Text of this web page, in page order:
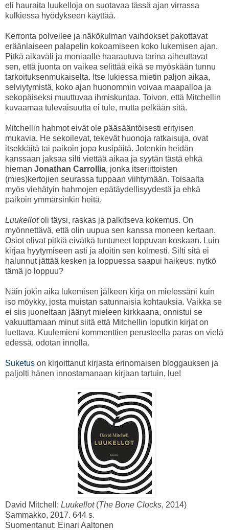
eli hauraita luukelloja on suotavaa tässä ajan virrassa
kulkiessa hyödykseen käyttää.
Kerronta polveilee ja näkökulman vaihdokset pakottavat
eräänlaiseen palapelin kokoamiseen koko lukemisen ajan.
Pitkä aikaväli ja moniaalle haarautuva tarina aiheuttavat
sen, että juonta on vaikea selittää eikä se myöskään tunnu
tarkoituksenmukaiselta. Itse lukiessa mietin paljon aikaa,
selviytymistä, koko ajan huonommin voivaa maapalloa ja
sekopäiseksi muuttuvaa ihmiskuntaa. Toivon, että Mitchellin
kuvaamaa tulevaisuutta ei tule, mutta pelkään sitä.
Mitchellin hahmot eivät ole pääsääntöisesti erityisen
mukavia. He sekoilevat, tekevät huonoja ratkaisuja, ovat
itsekkäitä tai paikoin jopa kusipäitä. Jotenkin heidän
kanssaan jaksaa silti viettää aikaa ja syytän tästä ehkä
hieman Jonathan Carrollia, jonka itseriittoisten
(mies)kertojien seurassa tuppaan viihtymään. Toisaalta
myös viehätyin hahmojen epätäydellisyydestä ja ehkä
paikoin ymmärsinkin heitä.
Luukellotoli täysi, raskas ja palkitseva kokemus. On
myönnettävä, että olin uupua sen kanssa moneen kertaan.
Osiot olivat pitkiä eivätkä tuntuneet loppuvan koskaan. Luin
kirjaa hyytymiseen asti ja aloitin sen kolmesti. Silti sitä ei
halunnut jättää kesken ja loppuessa saapui haikeus: nytkö
tämä jo loppuu?
Näin jokin aika lukemisen jälkeen kirja on mielessäni kuin
iso möykky, josta muistan satunnaisia kohtauksia. Vaikka se
ei siis juoneltaan jäänyt mieleen kirkkaana, onnistui se
vakuuttamaan minut siitä että Mitchellin loputkin kirjat on
luettava. Kuulemieni kommenttien perusteella paras on vielä
edessä, odotan innolla.
Suketus on kirjoittanut kirjasta erinomaisen bloggauksen ja
paljolti hänen innostamanaan kirjaan tartuin, lue!
David Mitchell: Luukellot(The Bone Clocks, 2014)
Sammakko, 2017. 644 s.
Suomentanut: Einari Aaltonen